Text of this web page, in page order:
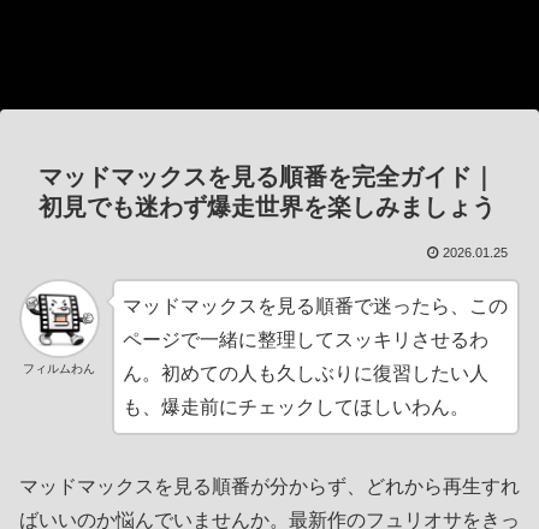
マッドマックスを見る順番を完全ガイド｜
初見でも迷わず爆走世界を楽しみましょう
2026.01.25
フィルムわん
マッドマックスを見る順番で迷ったら、この
ページで一緒に整理してスッキリさせるわ
ん。初めての人も久しぶりに復習したい人
も、爆走前にチェックしてほしいわん。
マッドマックスを見る順番が分からず、どれから再生すれ
ばいいのか悩んでいませんか。最新作のフュリオサをきっ